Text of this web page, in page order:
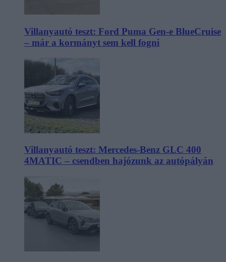
Villanyautó teszt: Ford Puma Gen-e BlueCruise
– már a kormányt sem kell fogni
Villanyautó teszt: Mercedes-Benz GLC 400
4MATIC – csendben hajózunk az autópályán